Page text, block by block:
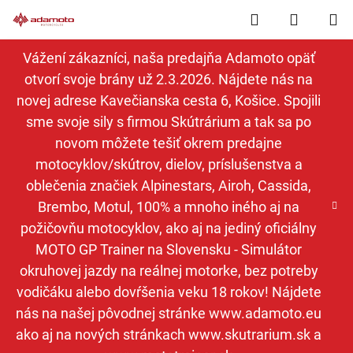
na
obsah
Vážení zákazníci, naša predajňa Adamoto opäť
otvorí svoje brány už 2.3.2026. Nájdete nás na
novej adrese Kavečianska cesta 6, Košice. Spojili
sme svoje sily s firmou Skútrárium a tak sa po
novom môžete tešiť okrem predajne
motocyklov/skútrov, dielov, príslušenstva a
oblečenia značiek Alpinestars, Airoh, Cassida,
Brembo, Motul, 100% a mnoho iného aj na
požičovňu motocyklov, ako aj na jediný oficiálny
MOTO GP Trainer na Slovensku - Simulátor
okruhovej jazdy na reálnej motorke, bez potreby
vodičáku alebo dovŕšenia veku 18 rokov! Nájdete
nás na našej pôvodnej stránke www.adamoto.eu
ako aj na nových stránkach www.skutrarium.sk a
Hľadať
KOŠÍK